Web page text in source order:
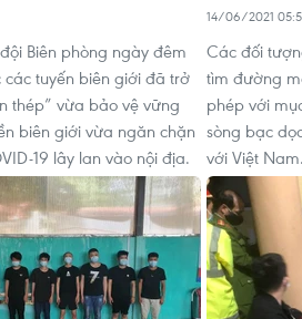
Biên phòng ngày đêm
các tuyến biên giới đã trở
thép” vừa bảo vệ vững
biên giới vừa ngăn chặn
19 lây lan vào nội địa.
14/06/2021
Các đối
tìm đường
phép với
sòng bạc
với Việt Nam.